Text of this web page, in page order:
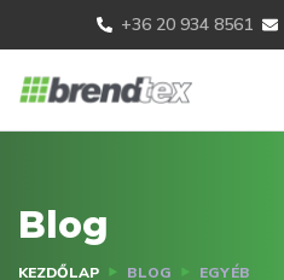
+36 20 934 8561
Blog
KEZDŐLAP BLOG
EGYÉB